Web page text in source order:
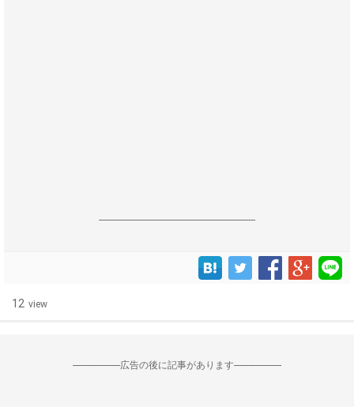
------------------------------------------------------------------
12 view
--------------------広告の後に記事があります--------------------